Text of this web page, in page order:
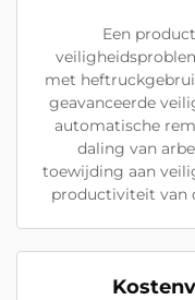
Een
met
geavanceerde
automatische
daling van
toewijding aan
productiviteit van